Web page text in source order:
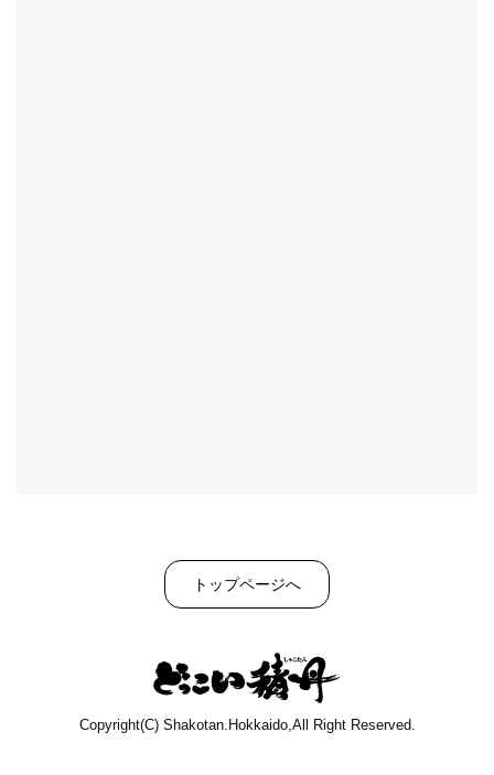
トップページへ
Copyright(C) Shakotan.Hokkaido,All Right Reserved.